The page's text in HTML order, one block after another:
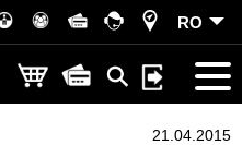
RO
21.04.2015